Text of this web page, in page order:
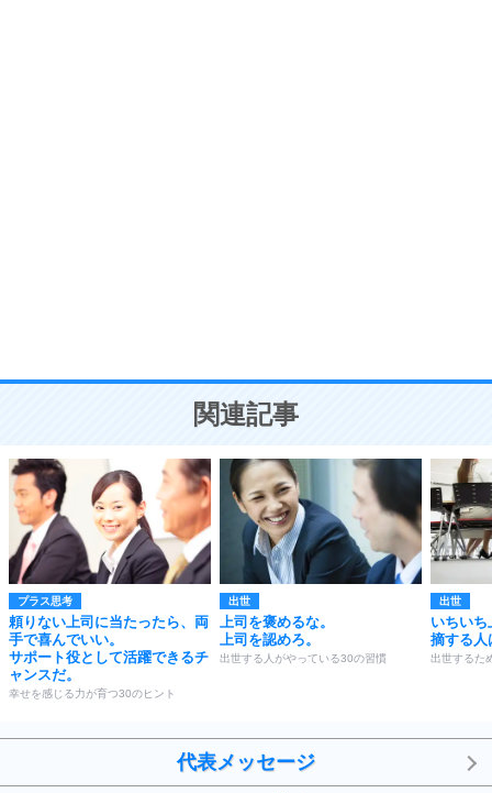
ことが大切。
関連記事
プラス思考
頼りない上司に当たったら、両
手で喜んでいい。
サポート役として活躍できるチ
ャンスだ。
幸せを感じる力が育つ30のヒント
出世
上司を褒めるな。
上司を認めろ。
出世する人がやっている30の習慣
出世
いちい
摘する人
出世するた
代表メッセージ